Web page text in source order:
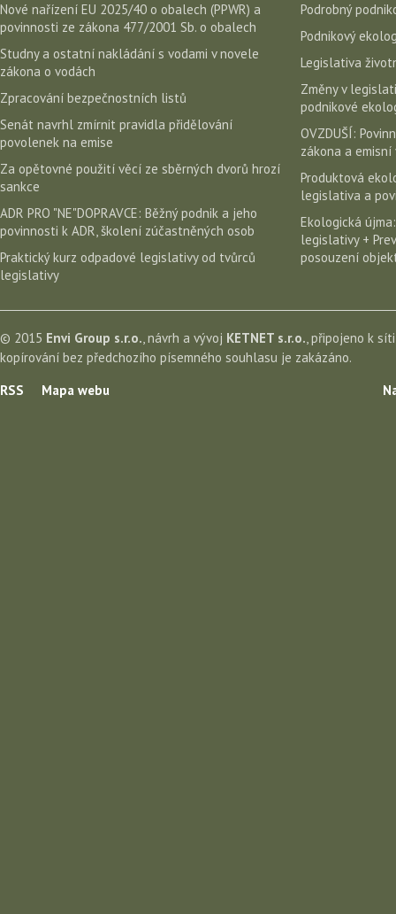
Nové nařízení EU 2025/40 o obalech (PPWR) a
povinnosti ze zákona 477/2001 Sb. o obalech
Studny a ostatní nakládání s vodami v novele
zákona o vodách
Zpracování bezpečnostních listů
Senát navrhl zmírnit pravidla přidělování
povolenek na emise
Za opětovné použití věcí ze sběrných dvorů hrozí
sankce
ADR PRO "NE"DOPRAVCE: Běžný podnik a jeho
povinnosti k ADR, školení zúčastněných osob
Praktický kurz odpadové legislativy od tvůrců
legislativy
Podrobný
Podnikový
Legislativa
Změny v
podnikové
OVZDUŠÍ:
zákona a emisní
Produktová
legislativa a
Ekologická
legislativy +
posouzení
© 2015 Envi Group s.r.o., návrh a vývoj KETNET s.r.o., připojeno k
kopírování bez předchozího písemného souhlasu je zakázáno.
RSS
Mapa webu